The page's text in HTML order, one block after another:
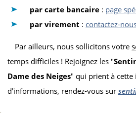
par carte bancaire : page
par virement : contactez-
Par ailleurs, nous sollicitons votre
temps difficiles ! Rejoignez les "
Dame des Neiges" qui prient à
d'informations, rendez-vous sur